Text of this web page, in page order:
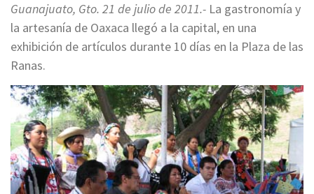
Guanajuato, Gto. 21 de julio de 2011.- La gastronomía y
la artesanía de Oaxaca llegó a la capital, en una
exhibición de artículos durante 10 días en la Plaza de las
Ranas.